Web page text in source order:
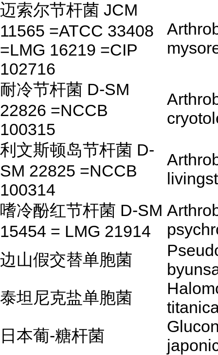
迈索尔节杆菌 JCM
11565 =ATCC 33408
=LMG 16219 =CIP
102716
耐冷节杆菌 D-SM
22826 =NCCB
100315
利文斯顿岛节杆菌 D-
SM 22825 =NCCB
100314
嗜冷酚红节杆菌 D-SM
15454 = LMG 21914
边山假交替单胞菌
泰坦尼克盐单胞菌
日本葡-糖杆菌